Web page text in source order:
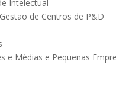
Intelectual
de Centros de P&D
e Médias e Pequenas